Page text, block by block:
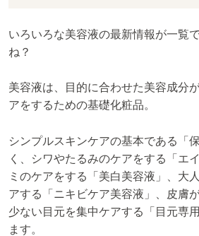
いろいろな美容液の最新情報が一覧
ね？
美容液は、目的に合わせた美容成分
アをするための基礎化粧品。
シンプルスキンケアの基本である「
く、シワやたるみのケアをする「エ
ミのケアをする「美白美容液」、大
アする「ニキビケア美容液」、皮膚
少ない目元を集中ケアする「目元専
ます。